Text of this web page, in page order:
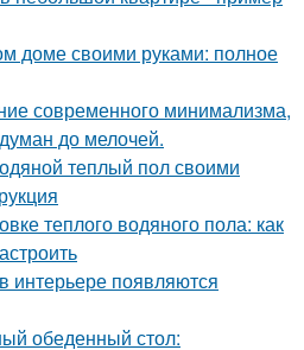
доме своими руками: полное
современного минимализма,
до мелочей.
теплый пол своими
теплого водяного пола: как
интерьере появляются
обеденный стол: